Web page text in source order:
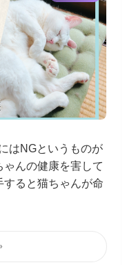
はNGというものが
んの健康を害して
ると猫ちゃんが命